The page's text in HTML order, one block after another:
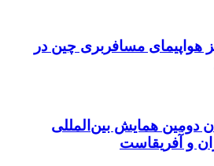
هواپیمای مسافربری چین در
دومین همایش بین‌المللی
و آفریقاست